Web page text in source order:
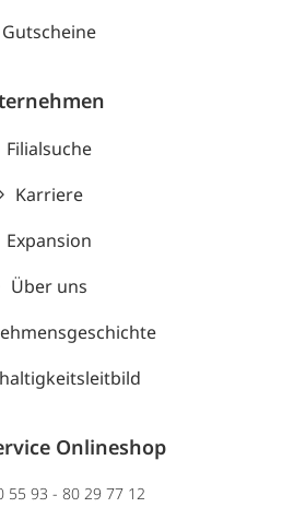
Gutscheine
Filialsuche
Karriere
Expansion
Über uns
Onlineshop
55 93 - 80 29 77 12